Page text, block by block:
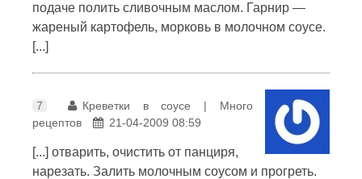
подаче полить сливочным маслом. Гарнир —
жареный картофель, морковь в молочном соусе.
[...]
7
Креветки в соусе | Много
рецептов
21-04-2009 08:59
[...] отварить, очистить от панциря,
нарезать. Залить молочным соусом и прогреть.